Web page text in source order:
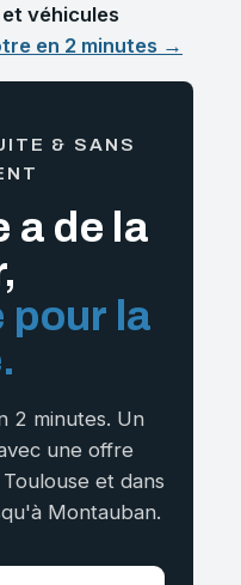
véhicules
en 2 minutes →
& SANS
a de la
pour la
2 minutes. Un
une offre
et dans
Montauban.